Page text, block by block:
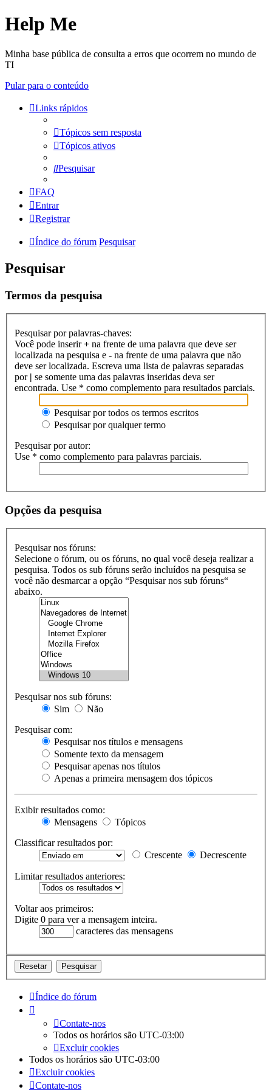
Help Me
Minha base pública de consulta a erros que ocorrem no mundo de
TI
Pular para o conteúdo
Links rápidos
Tópicos sem resposta
Tópicos ativos
Pesquisar
FAQ
Entrar
Registrar
Índice do fórum Pesquisar
Pesquisar
Termos da pesquisa
Pesquisar por palavras-chaves:
Você pode inserir+ na frente de uma palavra que deve ser
localizada na pesquisa e - na frente de uma palavra que não
deve ser localizada. Escreva uma lista de palavras separadas
por | se somente uma das palavras inseridas deva ser
encontrada. Use * como complemento para resultados parciais.
Pesquisar por todos os termos escritos
Pesquisar por qualquer termo
Pesquisar por autor:
Use * como complemento para palavras parciais.
Opções da pesquisa
Pesquisar nos fóruns:
Selecione o fórum, ou os fóruns, no qual você deseja realizar a
pesquisa. Todos os sub fóruns serão incluídos na pesquisa se
você não desmarcar a opção “Pesquisar nos sub fóruns“
abaixo.
Pesquisar nos sub fóruns:
Sim
Não
Pesquisar com:
Pesquisar nos títulos e mensagens
Somente texto da mensagem
Pesquisar apenas nos títulos
Apenas a primeira mensagem dos tópicos
Exibir resultados como:
Mensagens
Tópicos
Classificar resultados por:
Crescente
Decrescente
Limitar resultados anteriores:
Voltar aos primeiros:
Digite 0 para ver a mensagem inteira.
caracteres das mensagens
Índice do fórum
Contate-nos
Todos os horários são UTC-03:00
Excluir cookies
Todos os horários são UTC-03:00
Excluir cookies
Contate-nos